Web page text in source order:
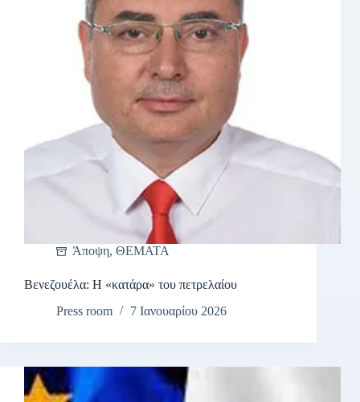
Άποψη, ΘΕΜΑΤΑ
Βενεζουέλα: Η «κατάρα» του πετρελαίου
Press room
7 Ιανουαρίου 2026